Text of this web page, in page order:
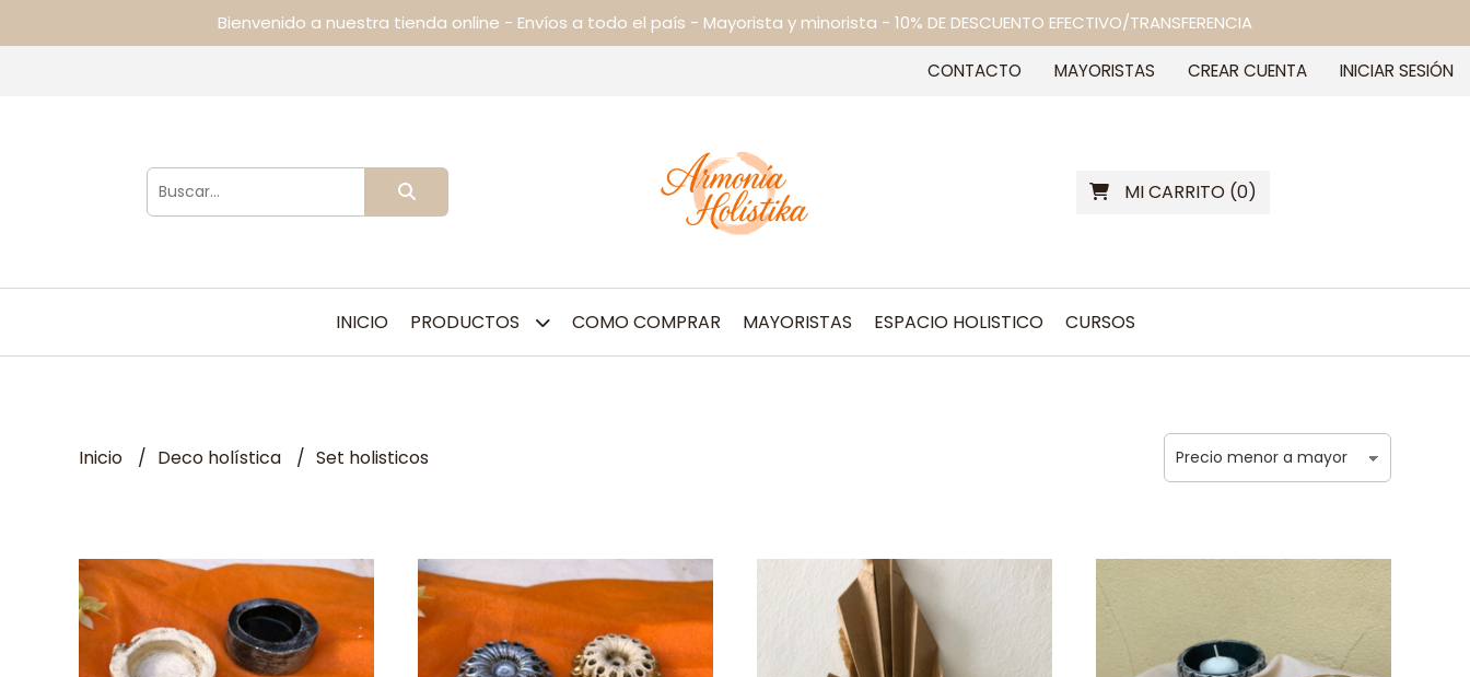
Bienvenido a nuestra tienda online - Envíos a todo el país - Mayorista y minorista - 10% DE DESCUENTO EFECTIVO/TRANSFERENCIA
CONTACTO MAYORISTAS CREAR CUENTA INICIAR SESIÓN
MI CARRITO(0)
INICIO PRODUCTOS COMO COMPRAR MAYORISTAS ESPACIO HOLISTICO CURSOS
Inicio Deco holística Set holisticos